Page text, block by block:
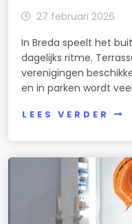
27 februari 2026
In Breda speelt het
dagelijks ritme.
verenigingen
en in parken wordt
LEES VERDER